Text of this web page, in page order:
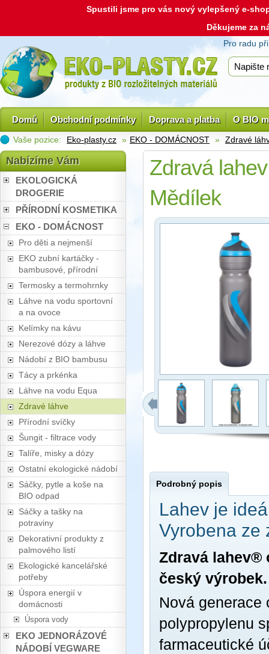
Spustili jsme pro vás nový vylepšený e-
Děkujeme za
Pro radu
Domů Obchodní podmínky Doprava a platba O BIO
Vaše pozice: Eko-plasty.cz » EKO - DOMÁCNOST » Zdravé
Nabízíme Vám
EKOLOGICKÁ
DROGERIE
PŘÍRODNÍ KOSMETIKA
EKO - DOMÁCNOST
Pro děti a nejmenší
EKO zubní kartáčky -
bambusové, přírodní
Termosky a termohrnky
Láhve na vodu sportovní
a na ovoce
Kelímky na kávu
Nerezové dózy a láhve
Nádobí z BIO bambusu
Tácy a prkénka
Láhve na vodu Equa
Zdravé láhve
Přírodní svíčky
Šungit - filtrace vody
Talíře, misky a dózy
Ostatní ekologické nádobí
Sáčky, pytle a koše na
BIO odpad
Sáčky a tašky na
potraviny
Dekorativní produkty z
palmového listí
Ekologické kancelářské
potřeby
Úspora energií v
domácnosti
Úspora vody
EKO JEDNORÁZOVÉ
NÁDOBÍ VEGWARE
Zdravá
Mědílek
Podrobný popis
Lahev je
Vyrobena ze
Zdravá lahev®
český výrobek.
Nová generace
polypropylenu
farmaceutické